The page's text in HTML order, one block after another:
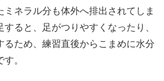
ミネラル分も体外へ排出されてしま
ると、足がつりやすくなったり、
るため、練習直後からこまめに水分
。